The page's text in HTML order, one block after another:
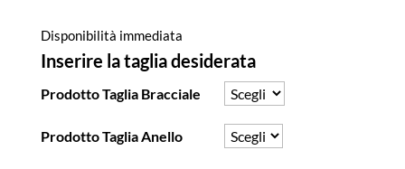
Disponibilità immediata
Inserire la taglia desiderata
Prodotto Taglia Bracciale
Prodotto Taglia Anello